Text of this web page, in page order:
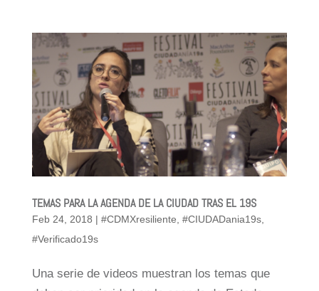
TEMAS PARA LA AGENDA DE LA CIUDAD TRAS EL 19S
Feb 24, 2018 | #CDMXresiliente #CIUDADania19s,
#Verificado19s
Una serie de videos muestran los temas que